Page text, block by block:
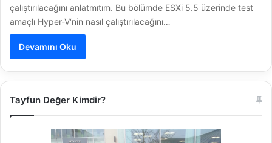
çalıştırılacağını anlatmıtım. Bu bölümde ESXi 5.5 üzerinde test
amaçlı Hyper-V‘nin nasıl çalıştırılacağını…
Devamını Oku
Tayfun Değer Kimdir?